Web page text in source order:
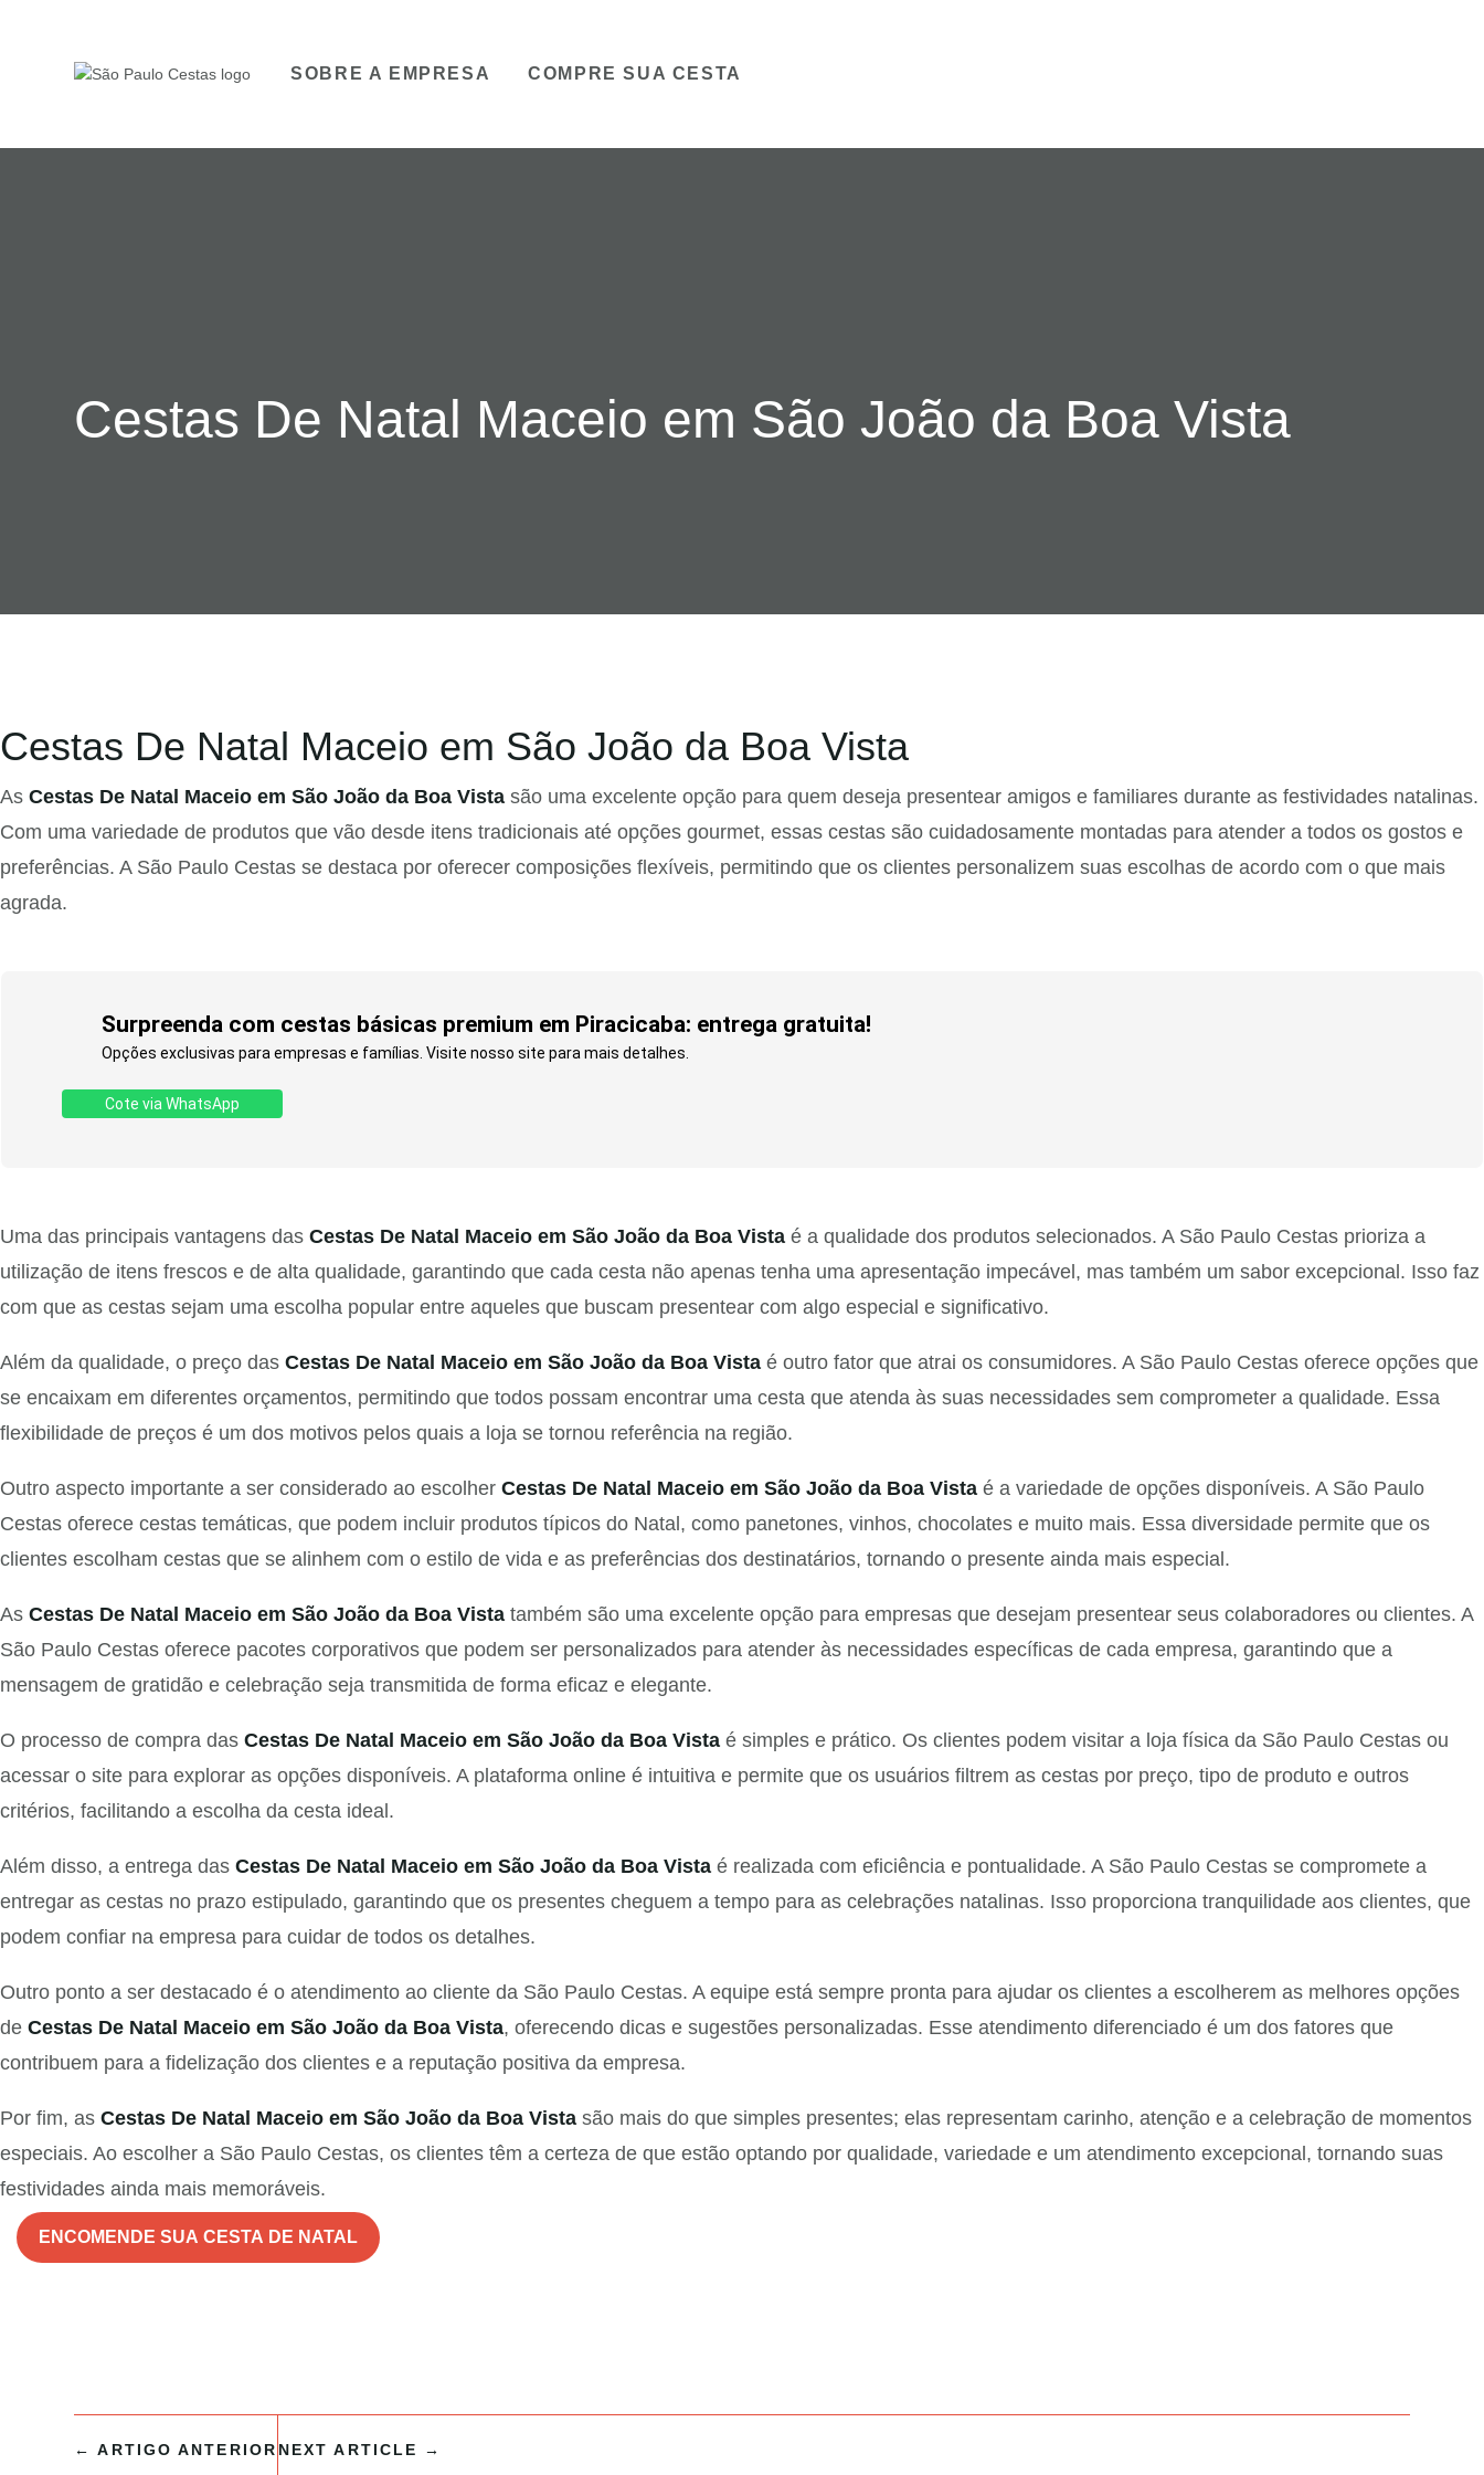
SOBRE A EMPRESA COMPRE SUA CESTA
Cestas De Natal Maceio em São João da Boa Vista
Cestas De Natal Maceio em São João da Boa Vista
As Cestas De Natal Maceio em São João da Boa Vista são uma excelente opção para quem deseja presentear amigos e familiares durante as festividades natalinas.
Com uma variedade de produtos que vão desde itens tradicionais até opções gourmet, essas cestas são cuidadosamente montadas para atender a todos os gostos e
preferências. A São Paulo Cestas se destaca por oferecer composições flexíveis, permitindo que os clientes personalizem suas escolhas de acordo com o que mais
agrada.
Surpreenda com cestas básicas premium em Piracicaba: entrega gratuita!
Opções exclusivas para empresas e famílias. Visite nosso site para mais detalhes.
Cote via WhatsApp
Uma das principais vantagens das Cestas De Natal Maceio em São João da Boa Vista é a qualidade dos produtos selecionados. A São Paulo Cestas prioriza a
utilização de itens frescos e de alta qualidade, garantindo que cada cesta não apenas tenha uma apresentação impecável, mas também um sabor excepcional. Isso faz
com que as cestas sejam uma escolha popular entre aqueles que buscam presentear com algo especial e significativo.
Além da qualidade, o preço das Cestas De Natal Maceio em São João da Boa Vista é outro fator que atrai os consumidores. A São Paulo Cestas oferece opções que
se encaixam em diferentes orçamentos, permitindo que todos possam encontrar uma cesta que atenda às suas necessidades sem comprometer a qualidade. Essa
flexibilidade de preços é um dos motivos pelos quais a loja se tornou referência na região.
Outro aspecto importante a ser considerado ao escolher Cestas De Natal Maceio em São João da Boa Vista é a variedade de opções disponíveis. A São Paulo
Cestas oferece cestas temáticas, que podem incluir produtos típicos do Natal, como panetones, vinhos, chocolates e muito mais. Essa diversidade permite que os
clientes escolham cestas que se alinhem com o estilo de vida e as preferências dos destinatários, tornando o presente ainda mais especial.
As Cestas De Natal Maceio em São João da Boa Vista também são uma excelente opção para empresas que desejam presentear seus colaboradores ou clientes. A
São Paulo Cestas oferece pacotes corporativos que podem ser personalizados para atender às necessidades específicas de cada empresa, garantindo que a
mensagem de gratidão e celebração seja transmitida de forma eficaz e elegante.
O processo de compra das Cestas De Natal Maceio em São João da Boa Vista é simples e prático. Os clientes podem visitar a loja física da São Paulo Cestas ou
acessar o site para explorar as opções disponíveis. A plataforma online é intuitiva e permite que os usuários filtrem as cestas por preço, tipo de produto e outros
critérios, facilitando a escolha da cesta ideal.
Além disso, a entrega das Cestas De Natal Maceio em São João da Boa Vista é realizada com eficiência e pontualidade. A São Paulo Cestas se compromete a
entregar as cestas no prazo estipulado, garantindo que os presentes cheguem a tempo para as celebrações natalinas. Isso proporciona tranquilidade aos clientes, que
podem confiar na empresa para cuidar de todos os detalhes.
Outro ponto a ser destacado é o atendimento ao cliente da São Paulo Cestas. A equipe está sempre pronta para ajudar os clientes a escolherem as melhores opções
de Cestas De Natal Maceio em São João da Boa Vista, oferecendo dicas e sugestões personalizadas. Esse atendimento diferenciado é um dos fatores que
contribuem para a fidelização dos clientes e a reputação positiva da empresa.
Por fim, as Cestas De Natal Maceio em São João da Boa Vista são mais do que simples presentes; elas representam carinho, atenção e a celebração de momentos
especiais. Ao escolher a São Paulo Cestas, os clientes têm a certeza de que estão optando por qualidade, variedade e um atendimento excepcional, tornando suas
festividades ainda mais memoráveis.
ENCOMENDE SUA CESTA DE NATAL
←ARTIGO ANTERIOR NEXT ARTICLE →